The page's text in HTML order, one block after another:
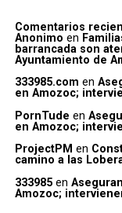
Comentarios
Anonimo en
barrancada son
Ayuntamiento de
333985.com en
en Amozoc;
PornTude en
en Amozoc;
ProjectPM en
camino a las
333985en
Amozoc;